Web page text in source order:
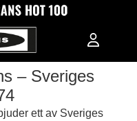
– Sveriges
ett av Sveriges